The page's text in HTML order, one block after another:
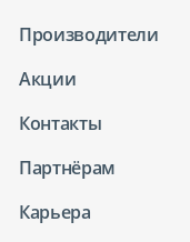
Производители
Акции
Контакты
Партнёрам
Карьера